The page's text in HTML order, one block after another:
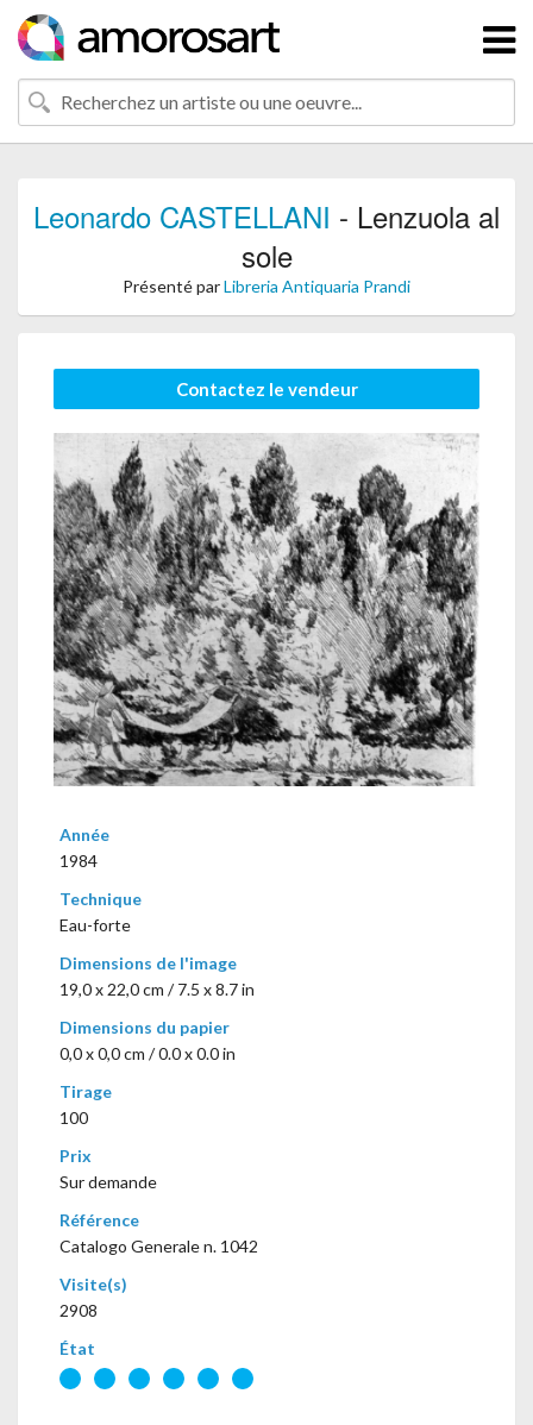
Leonardo CASTELLANI - Lenzuola al
sole
Présenté parLibreria Antiquaria Prandi
Contactez le vendeur
Année
1984
Technique
Eau-forte
Dimensions de l'image
19,0 x 22,0 cm / 7.5 x 8.7 in
Dimensions du papier
0,0 x 0,0 cm / 0.0 x 0.0 in
Tirage
100
Prix
Sur demande
Référence
Catalogo Generale n. 1042
Visite(s)
2908
État